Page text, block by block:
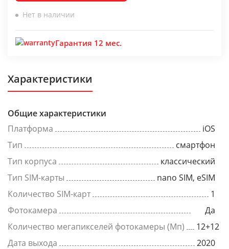
Нет в наличии
Гарантия 12 мес.
Характеристики
Общие характеристики
Платформа
iOS
Тип
смартфон
Тип корпуса
классический
Тип SIM-карты
nano SIM, eSIM
Количество SIM-карт
1
Фотокамера
Да
Количество мегапикселей фотокамеры (Мп)
12+12
Дата выхода
2020